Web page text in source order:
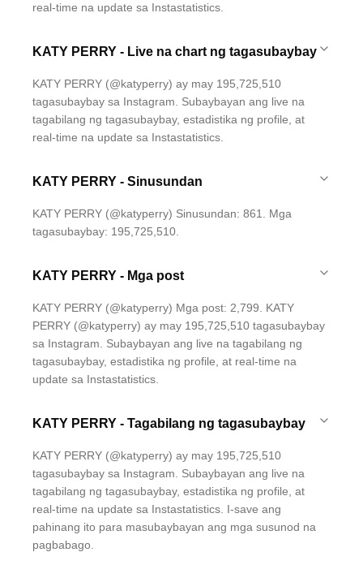
real-time na update sa Instastatistics.
KATY PERRY - Live na chart ng tagasubaybay
KATY PERRY (@katyperry) ay may 195,725,510
tagasubaybay sa Instagram. Subaybayan ang live na
tagabilang ng tagasubaybay, estadistika ng profile, at
real-time na update sa Instastatistics.
KATY PERRY - Sinusundan
KATY PERRY (@katyperry) Sinusundan: 861. Mga
tagasubaybay: 195,725,510.
KATY PERRY - Mga post
KATY PERRY (@katyperry) Mga post: 2,799. KATY
PERRY (@katyperry) ay may 195,725,510 tagasubaybay
sa Instagram. Subaybayan ang live na tagabilang ng
tagasubaybay, estadistika ng profile, at real-time na
update sa Instastatistics.
KATY PERRY - Tagabilang ng tagasubaybay
KATY PERRY (@katyperry) ay may 195,725,510
tagasubaybay sa Instagram. Subaybayan ang live na
tagabilang ng tagasubaybay, estadistika ng profile, at
real-time na update sa Instastatistics. I-save ang
pahinang ito para masubaybayan ang mga susunod na
pagbabago.